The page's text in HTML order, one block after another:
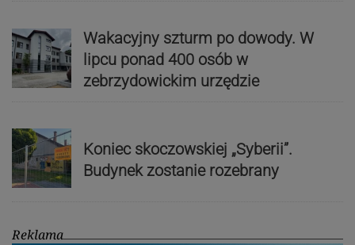
Wakacyjny szturm po dowody. W
lipcu ponad 400 osób w
zebrzydowickim urzędzie
Koniec skoczowskiej „Syberii”.
Budynek zostanie rozebrany
Reklama